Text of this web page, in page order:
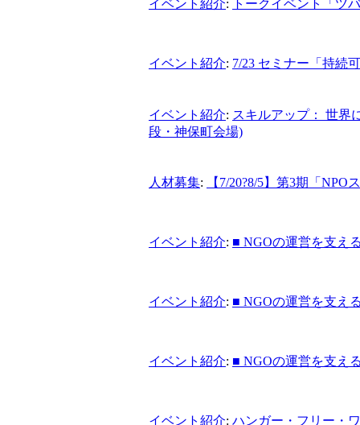
イベント紹介: トークイベント「ツ
イベント紹介: 7/23 セミナー「持続
イベント紹介: スキルアップ： 世界
段・神保町会場)
人材募集: 【7/20?8/5】第3期「
イベント紹介: ■ NGOの運営を支え
イベント紹介: ■ NGOの運営を支え
イベント紹介: ■ NGOの運営を支え
イベント紹介: ハンガー・フリー・